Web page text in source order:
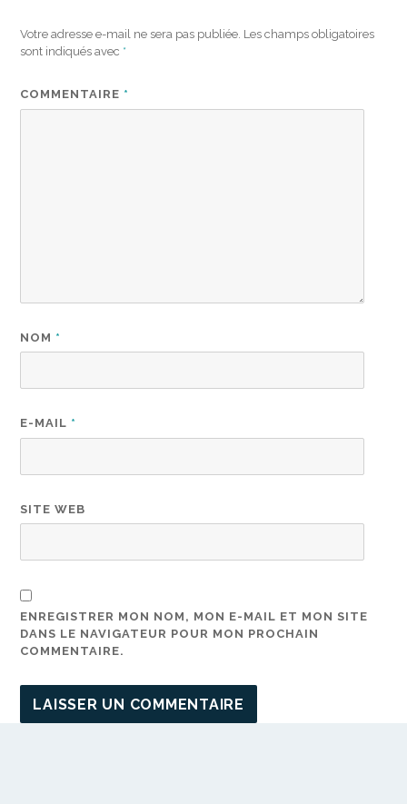
Votre adresse e-mail ne sera pas publiée. Les champs obligatoires
sont indiqués avec *
COMMENTAIRE *
NOM *
E-MAIL *
SITE WEB
ENREGISTRER MON NOM, MON E-MAIL ET MON SITE
DANS LE NAVIGATEUR POUR MON PROCHAIN
COMMENTAIRE.